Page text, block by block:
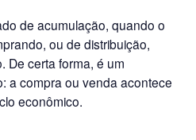
de acumulação, quando o
ou de distribuição,
De certa forma, é um
a compra ou venda acontece
econômico.